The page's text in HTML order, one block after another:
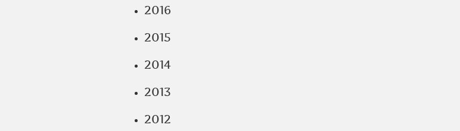
2016
2015
2014
2013
2012